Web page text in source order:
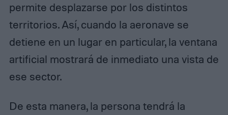
permite desplazarse por los distintos
territorios. Así, cuando la aeronave se
detiene en un lugar en particular, la ventana
artificial mostrará de inmediato una vista de
ese sector.
De esta manera, la persona tendrá la